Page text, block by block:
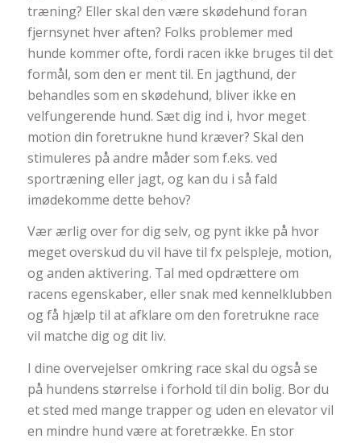
træning? Eller skal den være skødehund foran
fjernsynet hver aften? Folks problemer med
hunde kommer ofte, fordi racen ikke bruges til det
formål, som den er ment til. En jagthund, der
behandles som en skødehund, bliver ikke en
velfungerende hund. Sæt dig ind i, hvor meget
motion din foretrukne hund kræver? Skal den
stimuleres på andre måder som f.eks. ved
sportræning eller jagt, og kan du i så fald
imødekomme dette behov?
Vær ærlig over for dig selv, og pynt ikke på hvor
meget overskud du vil have til fx pelspleje, motion,
og anden aktivering. Tal med opdrættere om
racens egenskaber, eller snak med kennelklubben
og få hjælp til at afklare om den foretrukne race
vil matche dig og dit liv.
I dine overvejelser omkring race skal du også se
på hundens størrelse i forhold til din bolig. Bor du
et sted med mange trapper og uden en elevator vil
en mindre hund være at foretrække. En stor